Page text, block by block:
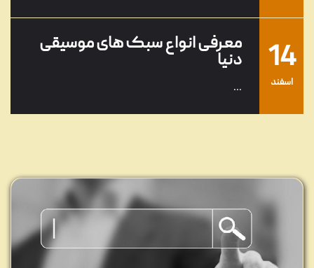
14
اسفند
معرفی انواع سبک های موسیقی
دنیا
...
اسفند
13 پرفروش‌ترین آلبوم‌های موسیقی
ایرانی